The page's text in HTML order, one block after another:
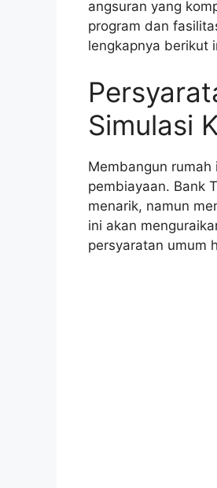
angsuran yang
program dan
lengkapnya berikut
Simulasi
Membangun
pembiayaan. Bank
menarik, namun
ini akan
persyaratan umum